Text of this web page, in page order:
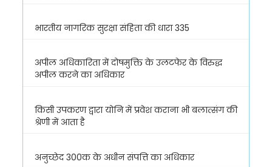
भारतीय नागरिक सुरक्षा संहिता की धारा 335
अपील अधिकारिता में दोषमुक्ति के उलटफेर के विरुद्ध
अपील करने का अधिकार
किसी उपकरण द्वारा योनि में प्रवेश कराना भी बलात्संग की
श्रेणी में आता है
अनुच्छेद 300क के अधीन संपत्ति का अधिकार